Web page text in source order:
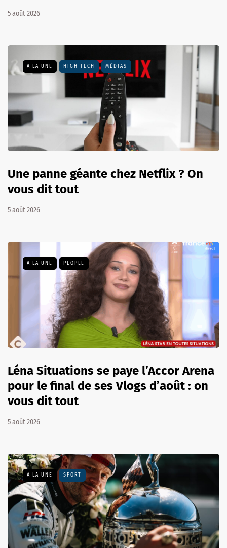
5 août 2026
A LA UNE HIGH TECH MÉDIAS
Une panne géante chez Netflix ? On
vous dit tout
5 août 2026
A LA UNE PEOPLE
Léna Situations se paye l’Accor Arena
pour le final de ses Vlogs d’août : on
vous dit tout
5 août 2026
A LA UNE SPORT